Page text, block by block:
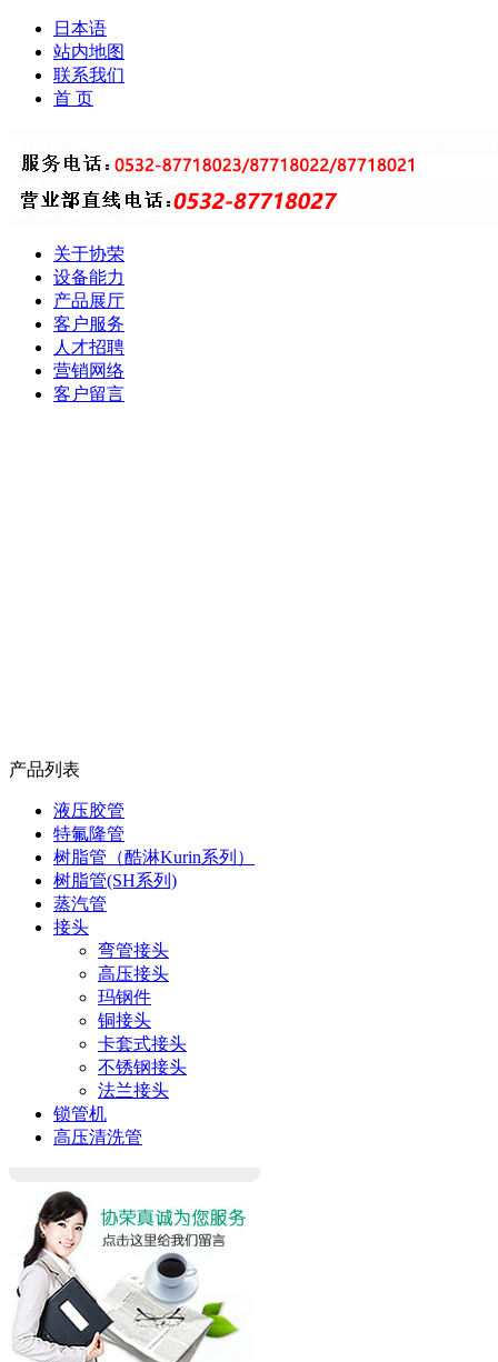
日本语
站内地图
联系我们
首 页
关于协荣
设备能力
产品展厅
客户服务
人才招聘
营销网络
客户留言
产品列表
液压胶管
特氟隆管
树脂管（酷淋Kurin系列）
树脂管(SH系列)
蒸汽管
接头
弯管接头
高压接头
玛钢件
铜接头
卡套式接头
不锈钢接头
法兰接头
锁管机
高压清洗管